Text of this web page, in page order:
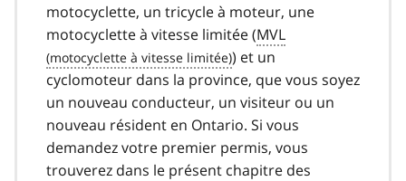
motocyclette, un tricycle à moteur, une
motocyclette à vitesse limitée (MVL
) et un
cyclomoteur dans la province, que vous soyez
un nouveau conducteur, un visiteur ou un
nouveau résident en Ontario. Si vous
demandez votre premier permis, vous
trouverez dans le présent chapitre des